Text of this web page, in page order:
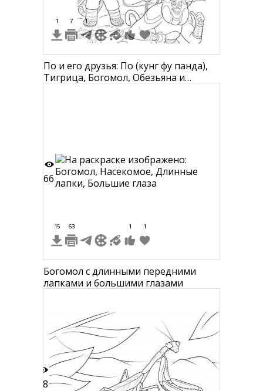
1 7 1
По и его друзья: По (кунг фу панда),
Тигрица, Богомол, Обезьяна и
66
15 63 1 1
Богомол с длинными передними
лапками и большими глазами
38